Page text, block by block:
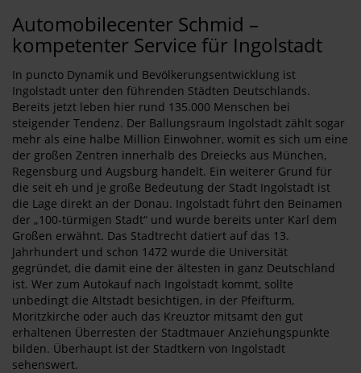
Automobilecenter Schmid –
kompetenter Service für Ingolstadt
In puncto Dynamik und Bevölkerungsentwicklung ist
Ingolstadt unter den führenden Städten Deutschlands.
Bereits jetzt leben hier rund 135.000 Menschen bei
steigender Tendenz. Der Ballungsraum Ingolstadt zählt sogar
mehr als eine halbe Million Einwohner, womit es sich um eine
der großen Zentren innerhalb des Dreiecks aus München,
Regensburg und Augsburg handelt. Ein weiterer Grund für
die seit eh und je große Bedeutung der Stadt Ingolstadt ist
die Lage direkt an der Donau. Ingolstadt führt den Beinamen
der „100-türmigen Stadt“ und wurde bereits unter Karl dem
Großen erwähnt. Das Stadtrecht datiert auf das 13.
Jahrhundert und schon 1472 wurde die Universität
gegründet, die damit eine der ältesten in ganz Deutschland
ist. Wer zum Autokauf nach Ingolstadt kommt, sollte
unbedingt die Altstadt besichtigen, in der Pfeifturm,
Moritzkirche oder auch das Kreuztor mitsamt den gut
erhaltenen Überresten der Stadtmauer Anziehungspunkte
bilden. Überhaupt ist der Stadtkern von Ingolstadt
sehenswert.